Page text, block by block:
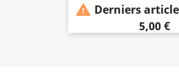
 Derniers
5,00 €